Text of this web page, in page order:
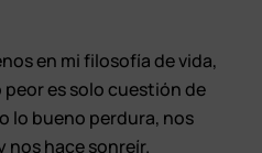
en mi filosofía de vida,
es solo cuestión de
lo bueno perdura, nos
nos hace sonreír.